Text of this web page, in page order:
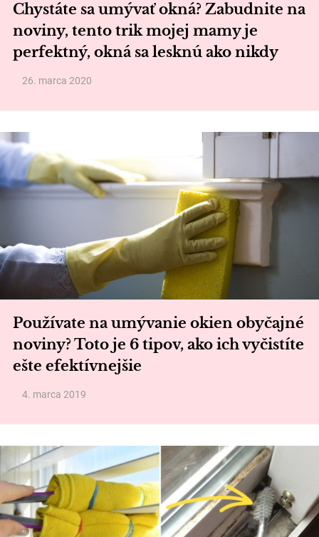
Chystáte sa umývať okná? Zabudnite na
noviny, tento trik mojej mamy je
perfektný, okná sa lesknú ako nikdy
26. marca 2020
Používate na umývanie okien obyčajné
noviny? Toto je 6 tipov, ako ich vyčistíte
ešte efektívnejšie
4. marca 2019